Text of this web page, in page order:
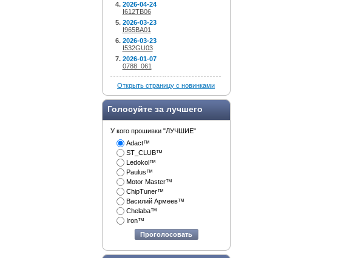
2026-04-24
I612TB06
2026-03-23
I965BA01
2026-03-23
I532GU03
2026-01-07
0788_061
Открыть страницу с новинками
Голосуйте за лучшего
У кого прошивки "ЛУЧШИЕ"
Adact™
ST_CLUB™
Ledokol™
Paulus™
Motor Master™
ChipTuner™
Василий Армеев™
Chelaba™
Iron™
Проголосовать